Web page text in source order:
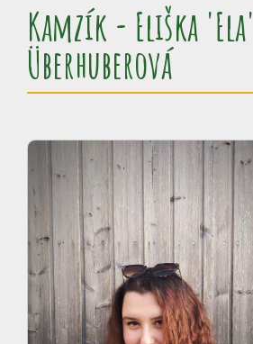
Kamzík - Eliška 'Ela'
Überhuberová